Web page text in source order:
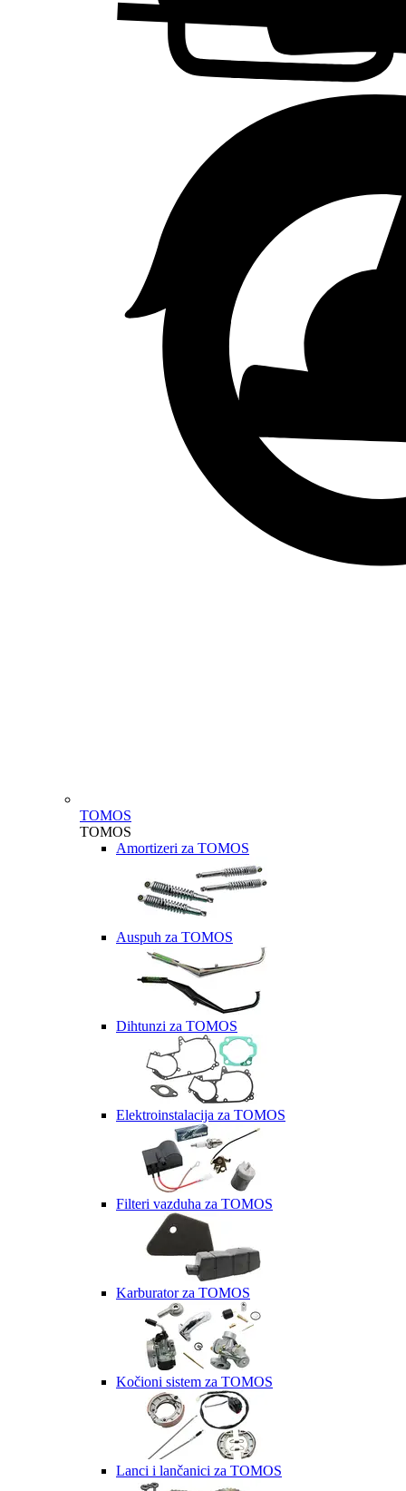
TOMOS
TOMOS
Amortizeri za TOMOS
Auspuh za TOMOS
Dihtunzi za TOMOS
Elektroinstalacija za TOMOS
Filteri vazduha za TOMOS
Karburator za TOMOS
Kočioni sistem za TOMOS
Lanci i lančanici za TOMOS